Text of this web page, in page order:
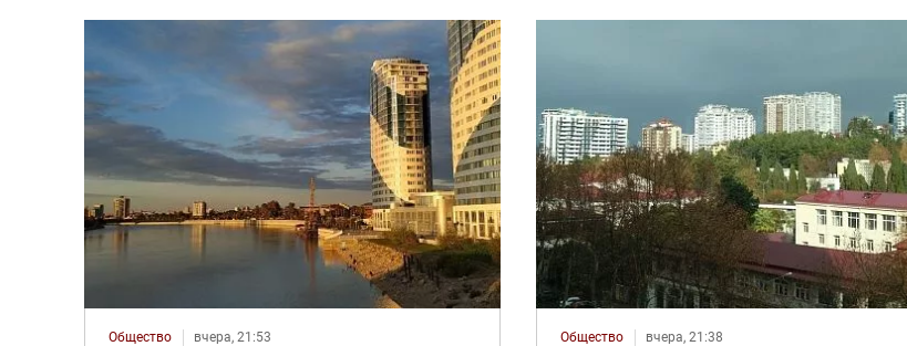
Общество вчера, 21:53 Общество вчера, 21:38